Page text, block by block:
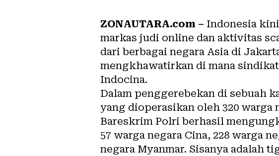
ZONAUTARA.com – Indonesia
markas judi online dan aktivitas
dari berbagai negara Asia di
mengkhawatirkan di mana
Indocina.
Dalam penggerebekan di sebuah
yang dioperasikan oleh 320 warga
Bareskrim Polri berhasil
57 warga negara Cina, 228 warga
negara Myanmar. Sisanya adalah